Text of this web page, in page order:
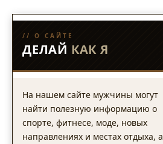
// О САЙТЕ
ДЕЛАЙ КАК Я
На нашем сайте мужчины могут
найти полезную информацию о
спорте, фитнесе, моде, новых
направлениях и местах отдыха, а